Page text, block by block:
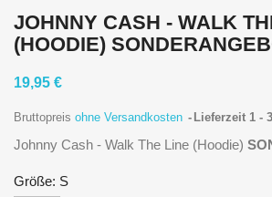
JOHNNY CASH - WALK
(HOODIE)
19,95 €
Bruttopreis ohne Versandkosten Lieferzeit 1 -
Johnny Cash - Walk The Line (Hoodie)
Größe: S